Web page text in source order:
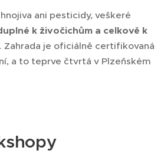
ani pesticidy, veškeré
k živočichům a celkově k
. Zahrada je oficiálně certifikovaná
a to teprve čtvrtá v Plzeňském